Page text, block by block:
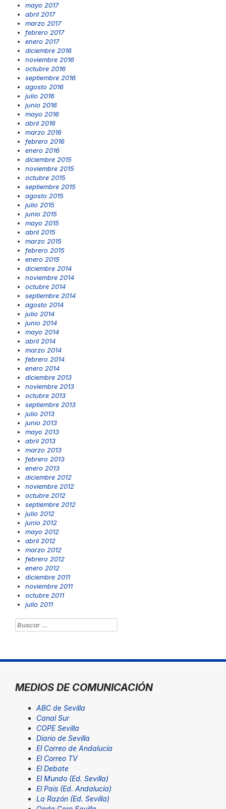
mayo 2017
abril 2017
marzo 2017
febrero 2017
enero 2017
diciembre 2016
noviembre 2016
octubre 2016
septiembre 2016
agosto 2016
julio 2016
junio 2016
mayo 2016
abril 2016
marzo 2016
febrero 2016
enero 2016
diciembre 2015
noviembre 2015
octubre 2015
septiembre 2015
agosto 2015
julio 2015
junio 2015
mayo 2015
abril 2015
marzo 2015
febrero 2015
enero 2015
diciembre 2014
noviembre 2014
octubre 2014
septiembre 2014
agosto 2014
julio 2014
junio 2014
mayo 2014
abril 2014
marzo 2014
febrero 2014
enero 2014
diciembre 2013
noviembre 2013
octubre 2013
septiembre 2013
julio 2013
junio 2013
mayo 2013
abril 2013
marzo 2013
febrero 2013
enero 2013
diciembre 2012
noviembre 2012
octubre 2012
septiembre 2012
julio 2012
junio 2012
mayo 2012
abril 2012
marzo 2012
febrero 2012
enero 2012
diciembre 2011
noviembre 2011
octubre 2011
julio 2011
Buscar:
MEDIOS DE COMUNICACIÓN
ABC de Sevilla
Canal Sur
COPE Sevilla
Diario de Sevilla
El Correo de Andalucía
El Correo TV
El Debate
El Mundo (Ed. Sevilla)
El País (Ed. Andalucía)
La Razón (Ed. Sevilla)